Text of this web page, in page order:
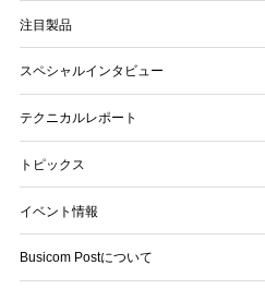
注目製品
スペシャルインタビュー
テクニカルレポート
トピックス
イベント情報
Busicom Postについて